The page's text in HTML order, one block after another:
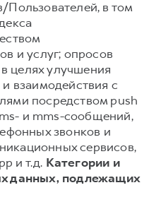
Пользователей, в том
и услуг; опросов
целях улучшения
взаимодействия с
посредством push
и mms-сообщений,
звонков и
сервисов,
и т.д. Категории и
данных, подлежащих